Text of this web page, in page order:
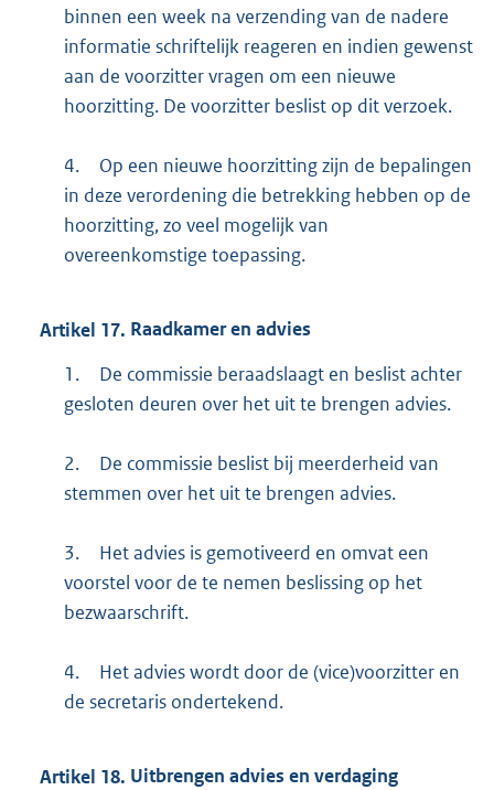
binnen een week na verzending van de nadere
informatie schriftelijk reageren en indien gewenst
aan de voorzitter vragen om een nieuwe
hoorzitting. De voorzitter beslist op dit verzoek.
4.
Op een nieuwe hoorzitting zijn de bepalingen
in deze verordening die betrekking hebben op de
hoorzitting, zo veel mogelijk van
overeenkomstige toepassing.
Artikel 17. Raadkamer en advies
1.
De commissie beraadslaagt en beslist achter
gesloten deuren over het uit te brengen advies.
2.
De commissie beslist bij meerderheid van
stemmen over het uit te brengen advies.
3.
Het advies is gemotiveerd en omvat een
voorstel voor de te nemen beslissing op het
bezwaarschrift.
4.
Het advies wordt door de (vice)voorzitter en
de secretaris ondertekend.
Artikel 18. Uitbrengen advies en verdaging